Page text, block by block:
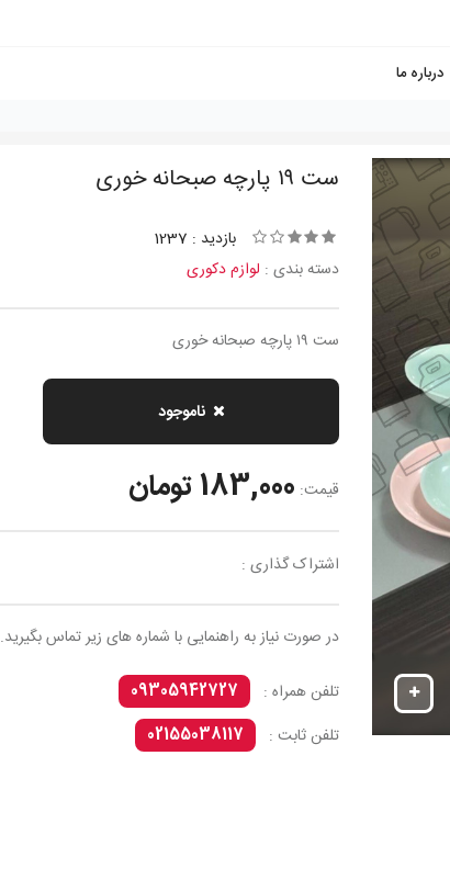
درباره ما
ست ١٩ پارچه صبحانه خورى
بازدید : 1237
دسته بندی : لوازم دکوری
ست ١٩ پارچه صبحانه خورى
ناموجود
قیمت: 183,000 تومان
اشتراک گذاری :
در صورت نیاز به راهنمایی با شماره های زیر تماس بگیرید.
تلفن همراه :
09305942727
تلفن ثابت :
02155038117